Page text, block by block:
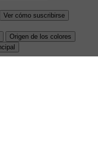
Ver cómo suscribirse
Origen de los colores